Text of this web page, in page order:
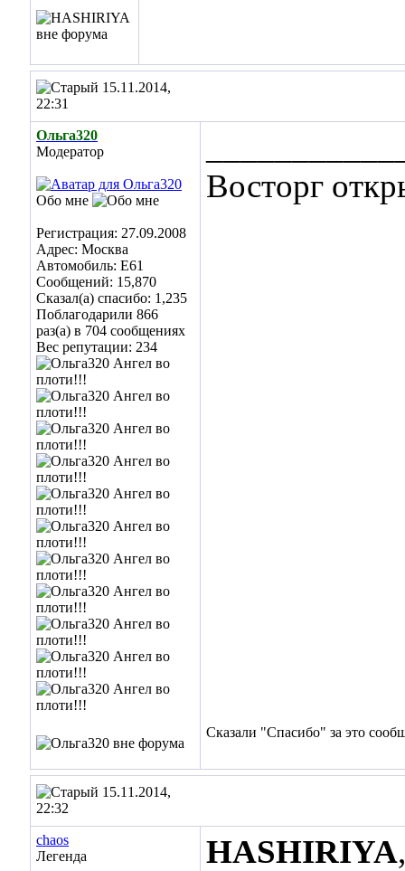
15.11.2014,
22:31
Ольга320
Модератор
Обо мне
Регистрация: 27.09.2008
Адрес: Москва
Автомобиль: E61
Сообщений: 15,870
Сказал(а) спасибо: 1,235
Поблагодарили 866
раз(а) в 704 сообщениях
Вес репутации: 234
Восторг
Сказали "Спасибо" за это
15.11.2014,
22:32
chaos
Легенда
HASHIRIYA